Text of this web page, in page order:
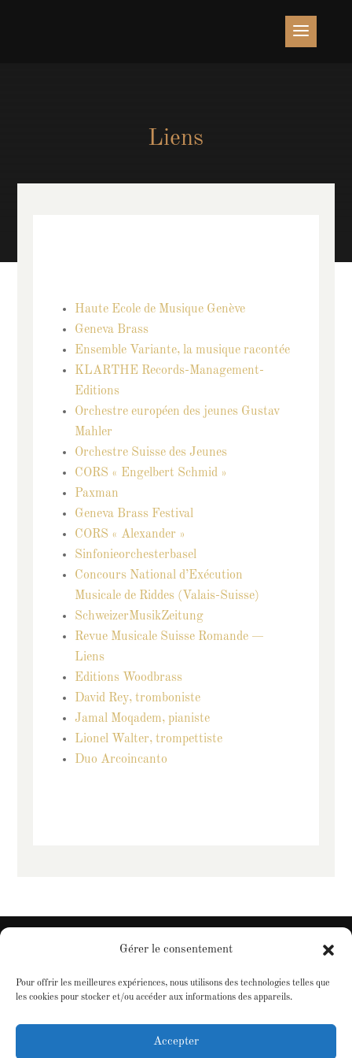
Gérer le consentement
Pour offrir les meilleures expériences, nous utilisons des technologies telles que
les cookies pour stocker et/ou accéder aux informations des appareils.
Accepter
Liens
Haute Ecole de Musique Genève
Geneva Brass
Ensemble Variante, la musique racontée
KLARTHE Records-Management-
Editions
Orchestre européen des jeunes Gustav
Mahler
Orchestre Suisse des Jeunes
CORS « Engelbert Schmid »
Paxman
Geneva Brass Festival
CORS « Alexander »
Sinfonieorchesterbasel
Concours National d’Exécution
Musicale de Riddes (Valais-Suisse)
SchweizerMusikZeitung
Revue Musicale Suisse Romande —
Liens
Editions Woodbrass
David Rey, tromboniste
Jamal Moqadem, pianiste
Lionel Walter, trompettiste
Duo Arcoincanto
Christophe Sturzenegger |Contact
Conception :